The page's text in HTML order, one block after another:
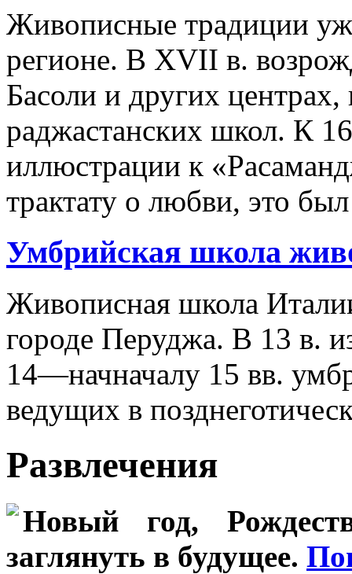
Живописные традиции
регионе. В XVII в.
Басоли и других
раджастанских школ. К
иллюстрации к
трактату о любви, это
Умбрийская школа
Живописная школа
городе Перуджа. В 13 в.
14—начначалу 15 вв.
ведущих в
Развлечения
Новый год,
заглянуть в будущее.